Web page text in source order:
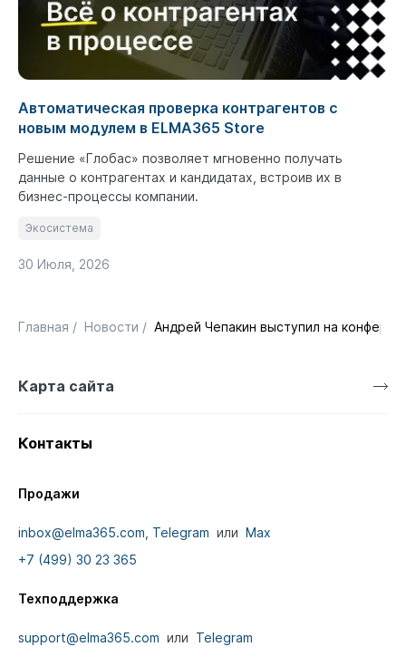
Автоматическая проверка контрагентов с
новым модулем в ELMA365 Store
Решение «Глобас» позволяет мгновенно получать
данные о контрагентах и кандидатах, встроив их в
бизнес-процессы компании.
Экосистема
30 Июля, 2026
Главная / Новости / Андрей Чепакин выступил на
Карта сайта
Контакты
Продажи
inbox@elma365.com, Telegram или
Max
+7 (499) 30 23 365
Техподдержка
support@elma365.com или Telegram